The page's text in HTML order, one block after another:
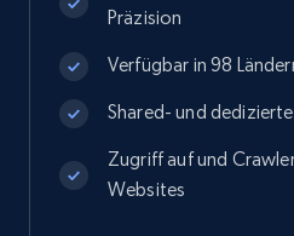
Präzision
Verfügbar in 98
Shared- und
Zugriff auf und
Websites